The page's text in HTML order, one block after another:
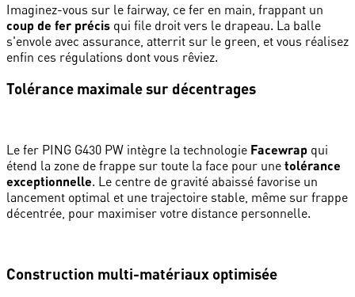
Imaginez-vous sur le fairway, ce fer en main, frappant un
coup de fer précis qui file droit vers le drapeau. La balle
s'envole avec assurance, atterrit sur le green, et vous réalisez
enfin ces régulations dont vous rêviez.
Tolérance maximale sur décentrages
Le fer PING G430 PW intègre la technologie Facewrap qui
étend la zone de frappe sur toute la face pour une tolérance
exceptionnelle. Le centre de gravité abaissé favorise un
lancement optimal et une trajectoire stable, même sur frappe
décentrée, pour maximiser votre distance personnelle.
Construction multi-matériaux optimisée